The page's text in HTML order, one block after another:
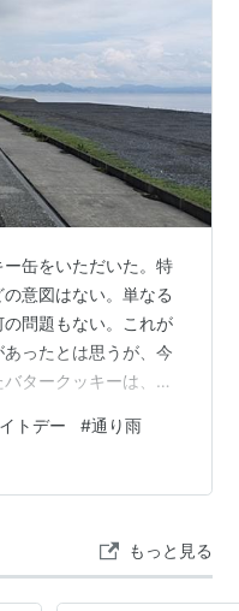
缶をいただいた。特
意図はない。単なる
問題もない。これが
ったとは思うが、今
タークッキーは、そ
ている。 別冊天然生
ック) 扶桑社 Amazon
ー缶図鑑 作者:坂井勇
に行っていた。午前
トデー #通り雨
もっと見る